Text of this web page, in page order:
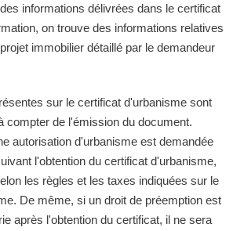
informations délivrées dans le certificat
on trouve des informations relatives
immobilier détaillé par le demandeur
sur le certificat d'urbanisme sont
compter de l'émission du document.
autorisation d'urbanisme est demandée
l'obtention du certificat d'urbanisme,
les règles et les taxes indiquées sur le
De même, si un droit de préemption est
après l'obtention du certificat, il ne sera